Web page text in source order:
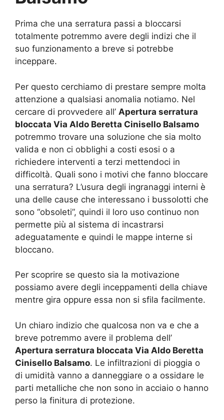
Prima che una serratura passi a bloccarsi
totalmente potremmo avere degli indizi che il
suo funzionamento a breve si potrebbe
inceppare.
Per questo cerchiamo di prestare sempre molta
attenzione a qualsiasi anomalia notiamo. Nel
cercare di provvedere all’ Apertura serratura
bloccata Via Aldo Beretta Cinisello Balsamo
potremmo trovare una soluzione che sia molto
valida e non ci obblighi a costi esosi o a
richiedere interventi a terzi mettendoci in
difficoltà. Quali sono i motivi che fanno bloccare
una serratura? L’usura degli ingranaggi interni è
una delle cause che interessano i bussolotti che
sono “obsoleti”, quindi il loro uso continuo non
permette più al sistema di incastrarsi
adeguatamente e quindi le mappe interne si
bloccano.
Per scoprire se questo sia la motivazione
possiamo avere degli inceppamenti della chiave
mentre gira oppure essa non si sfila facilmente.
Un chiaro indizio che qualcosa non va e che a
breve potremmo avere il problema dell’
Apertura serratura bloccata Via Aldo Beretta
Cinisello Balsamo. Le infiltrazioni di pioggia o
di umidità vanno a danneggiare o a ossidare le
parti metalliche che non sono in acciaio o hanno
perso la finitura di protezione.